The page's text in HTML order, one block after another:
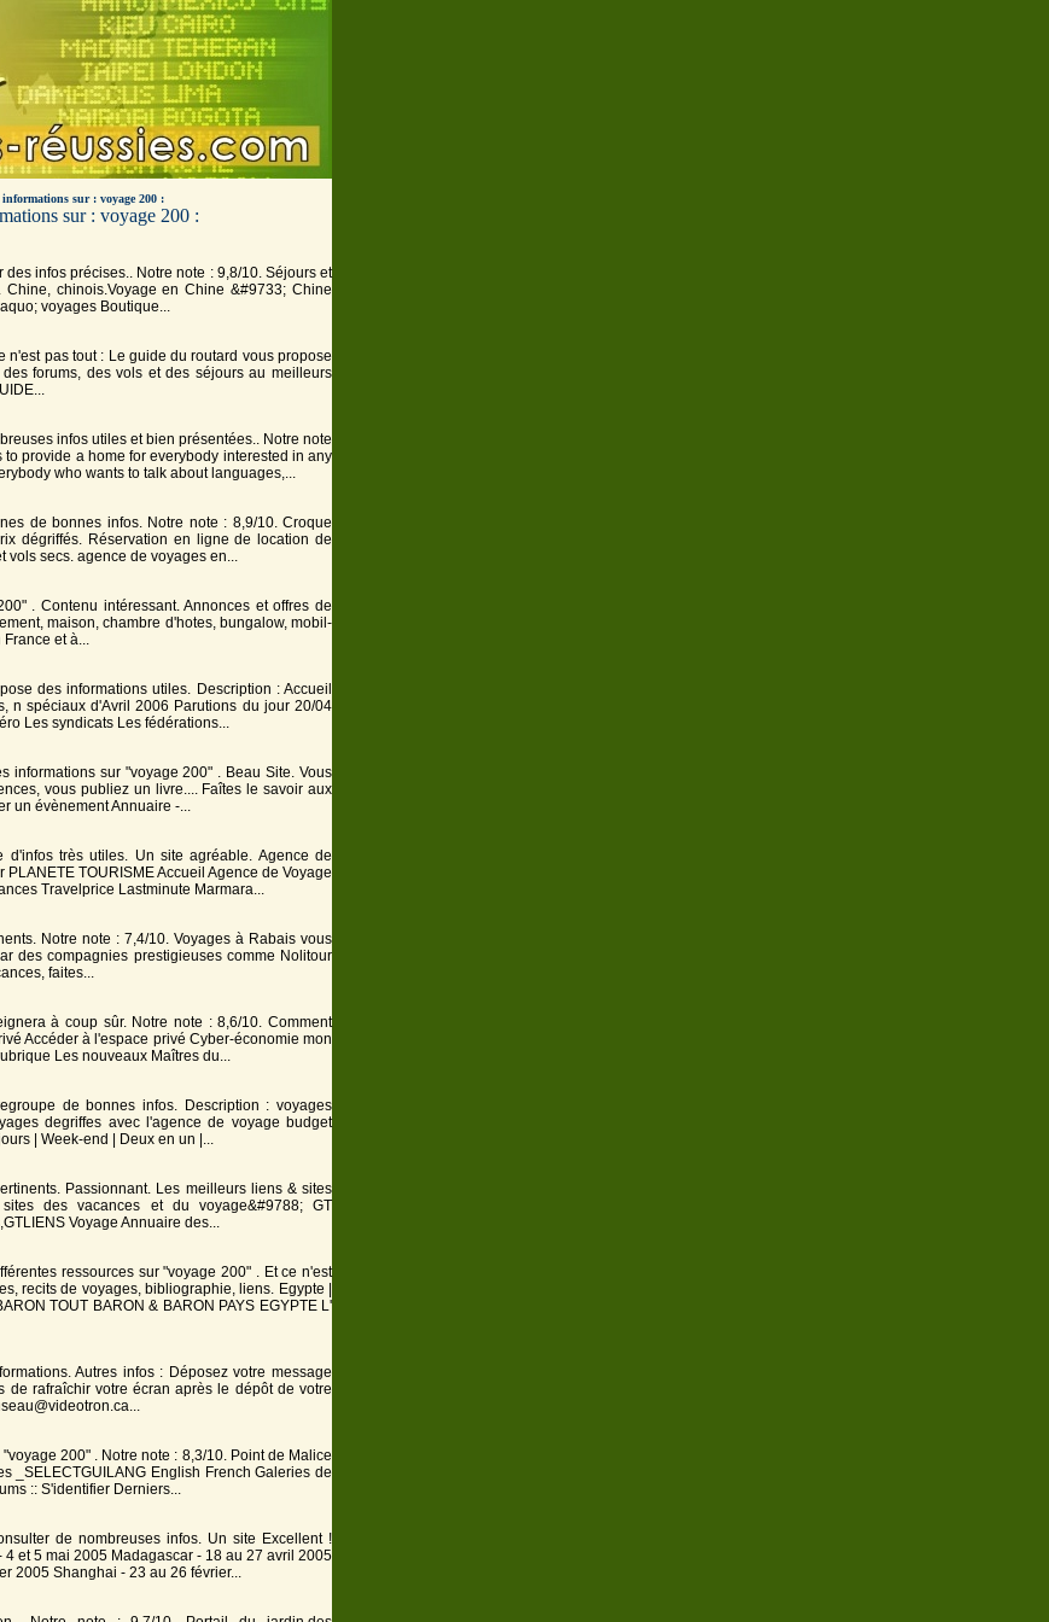
informations sur : voyage 200 :
sur : voyage 200 :
infos précises.. Notre note : 9,8/10. Séjours et
chinois.Voyage en Chine &#9733; Chine
voyages Boutique...
n'est pas tout : Le guide du routard vous propose
forums, des vols et des séjours au meilleurs
infos utiles et bien présentées.. Notre note
provide a home for everybody interested in any
who wants to talk about languages,...
de bonnes infos. Notre note : 8,9/10. Croque
dégriffés. Réservation en ligne de location de
vols secs. agence de voyages en...
. Contenu intéressant. Annonces et offres de
maison, chambre d'hotes, bungalow, mobil-
et à...
des informations utiles. Description : Accueil
n spéciaux d'Avril2006 Parutions du jour 20/04
Les syndicats Les fédérations...
informations sur "voyage 200" . Beau Site. Vous
vous publiez un livre.... Faîtes le savoir aux
un évènement Annuaire -...
très utiles. Un site agréable. Agence de
TOURISME Accueil Agence de Voyage
Travelprice Lastminute Marmara...
Notre note : 7,4/10. Voyages à Rabais vous
des compagnies prestigieuses comme Nolitour
faites...
à coup sûr. Notre note : 8,6/10. Comment
Accéder à l'espace privé Cyber-économie mon
Les nouveaux Maîtres du...
de bonnes infos. Description : voyages
degriffes avec l'agence de voyage budget
| Week-end | Deux en un |...
Passionnant. Les meilleurs liens & sites
des vacances et du voyage&#9788; GT
Voyage Annuaire des...
ressources sur "voyage 200" . Et ce n'est
recits de voyages, bibliographie, liens. Egypte |
TOUT BARON & BARON PAYS EGYPTE L'
Autres infos : Déposez votre message
rafraîchir votre écran après le dépôt de votre
200" . Notre note : 8,3/10. Point de Malice
_SELECTGUILANG English French Galeries de
:: S'identifier Derniers...
de nombreuses infos. Un site Excellent !
4 et 5 mai 2005 Madagascar - 18 au 27 avril 2005
2005 Shanghai - 23 au 26 février...